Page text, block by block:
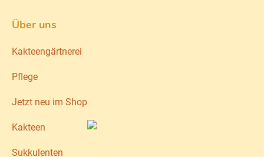
Über uns
Kakteengärtnerei
Pflege
Jetzt neu im Shop
Kakteen
Sukkulenten